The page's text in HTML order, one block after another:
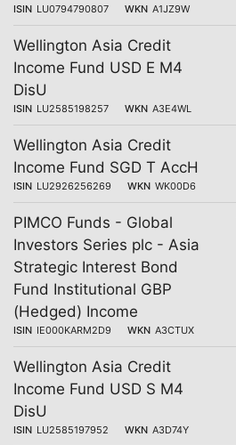
ISIN LU0794790807 WKN A1JZ9W
Wellington Asia Credit
Income Fund USD E M4
DisU
ISIN LU2585198257 WKN A3E4WL
Wellington Asia Credit
Income Fund SGD T AccH
ISIN LU2926256269 WKN WK00D6
PIMCO Funds - Global
Investors Series plc - Asia
Strategic Interest Bond
Fund Institutional GBP
(Hedged) Income
ISIN IE000KARM2D9 WKN A3CTUX
Wellington Asia Credit
Income Fund USD S M4
DisU
ISIN LU2585197952 WKN A3D74Y